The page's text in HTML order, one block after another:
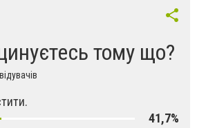
тому що?
41,7%